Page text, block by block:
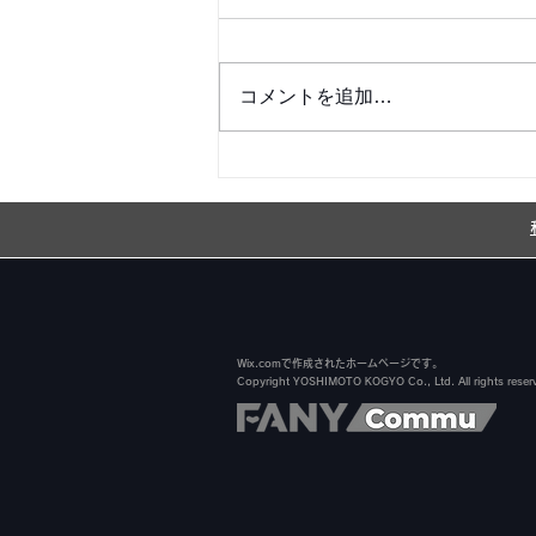
コメントを追加…
Wix.comで作成されたホームページです。
Copyright YOSHIMOTO KOGYO Co., Ltd. All rights